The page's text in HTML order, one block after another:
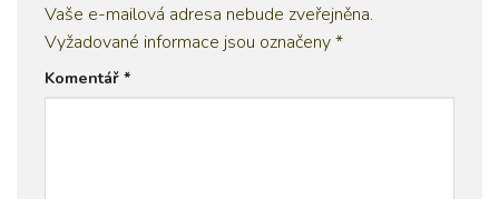
Vaše e-mailová adresa nebude zveřejněna.
Vyžadované informace jsou označeny*
Komentář *